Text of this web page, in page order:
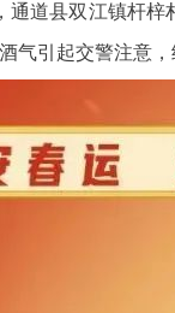
通道县双江镇杆
气引起交警注意